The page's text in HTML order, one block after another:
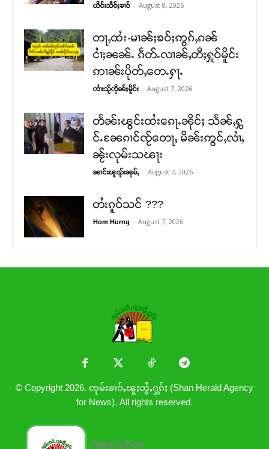
ယိင်းသဵဝ်ႈၶၢဝ် - August 8, 2026
တႃႇထႆး-မၢၼ်ႈၶဝ်ႈဢွၵ်ႇၵၼ်
ငၢႆႈၼၼ်ႉ ၵဵတ်ႉလၢၼ်ႇတီႈႁူဝ်မိူင်း
ဢၢၼ်းပိုတ်ႇတေႉႁႃႉ
ၸၢႆးသႂ်ၸိုၼ်ႈမိူင်း - August 7, 2026
တႅၼ်းၽွင်းထႆးၵေႃႉၼိုင်ႈ သႅၼ်ႇႁွ
င်ႉၼႄၵၢင်ၸႂ်တေႃႇ မိၼ်းဢွင်ႇလၢႆႇ
ၼႂ်းလုမ်းသၽႃး
ၼၢင်းၽူၺ်းၼုမ်ႇ - August 7, 2026
တႆးၵူဝ်သင် ???
Hom Hurng - August 7, 2026
© Copyright 2026. ၸုမ်းၶၢဝ်ႇၽူႈတွႆႇႁွၵ်ႈ (Shan Herald Agency
for News). All rights reserved.